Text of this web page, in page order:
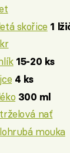
skořice 1
15-20 ks
4 ks
300 ml
nať
mouka